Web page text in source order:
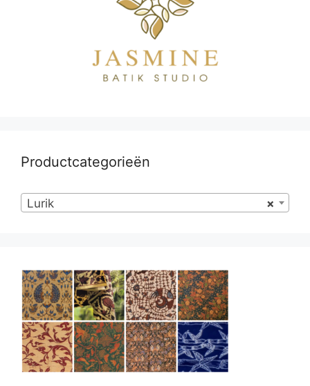
Productcategorieën
×
Lurik